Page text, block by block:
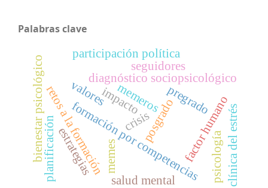
Palabras clave
formación por competencias
posgradopregrado
retos a la formación
diagnóstico sociopsicológico
factor humano
memes
memeros
seguidores
participación política
bienestar psicológico
salud mental clínica del estrés
impacto
valores
estrategias
planificación crisis
psicología